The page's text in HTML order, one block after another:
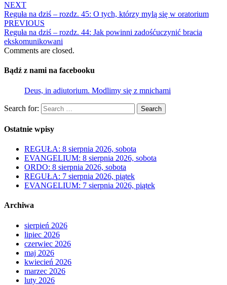
NEXT
Reguła na dziś – rozdz. 45: O tych, którzy mylą się w oratorium
PREVIOUS
Reguła na dziś – rozdz. 44: Jak powinni zadośćuczynić bracia
ekskomunikowani
Comments are closed.
Bądź z nami na facebooku
Deus, in adiutorium. Modlimy się z mnichami
Search for: Search
Ostatnie wpisy
REGUŁA: 8 sierpnia 2026, sobota
EVANGELIUM: 8 sierpnia 2026, sobota
ORDO: 8 sierpnia 2026, sobota
REGUŁA: 7 sierpnia 2026, piątek
EVANGELIUM: 7 sierpnia 2026, piątek
Archiwa
sierpień 2026
lipiec 2026
czerwiec 2026
maj 2026
kwiecień 2026
marzec 2026
luty 2026